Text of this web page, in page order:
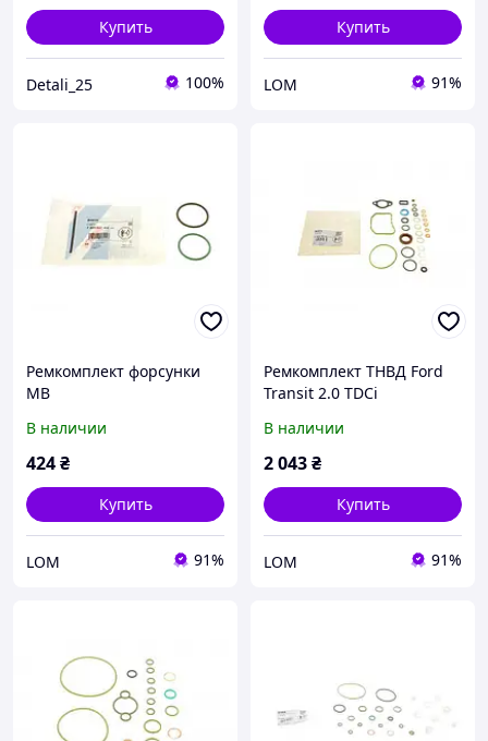
Купить
Detali_25 100%
Купить
LOM 91%
Ремкомплект форсунки
MB
В наличии
424₴
Купить
LOM 91%
Ремкомплект ТНВД Ford
Transit 2.0 TDCi
В наличии
2 043₴
Купить
LOM 91%